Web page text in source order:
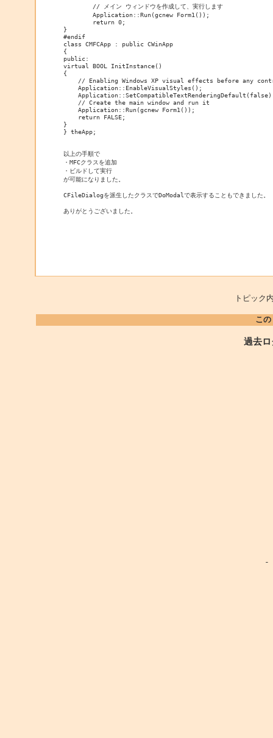
}
#endif
class CMFCApp : public CWinApp
{
public:
virtual BOOL InitInstance()
{
// Enabling Windows XP visual effects before any
    Application::EnableVisualStyles();
    // Create the main window and run it
    Application::Run(gcnew Form1());
    return FALSE;
}
} theApp;
以上の手順で
・MFCクラスを追加
・ビルドして実行
が可能になりました。
CFileDialogを派生したクラスでDoModalで表示することもできました。
トピッ
こ
過去